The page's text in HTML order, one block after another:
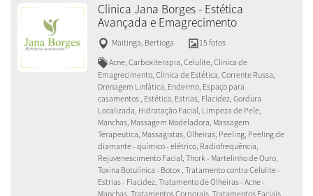
Clinica Jana Borges - Estética
Avançada e Emagrecimento
Maitinga Bertioga
15 fotos
Acne, Carboxiterapia, Celulite, Clinica de
Emagrecimento, Clinica de Estética, Corrente Russa,
Drenagem Linfática, Endermo, Espaço para
casamentos , Estética, Estrias, Flacidez, Gordura
Localizada, Hidratação Facial, Limpeza de Pele,
Manchas, Massagem Modeladora, Massagem
Terapeutica, Massagistas, Olheiras, Peeling, Peeling de
diamante - químico - elétrico, Radiofrequência,
Rejuvenescimento Facial, Thork - Martelinho de Ouro,
Toxina Botulínica - Botox , Tratamento contra Celulite -
Estrias - Flacidez, Tratamento de Olheiras - Acne -
Manchas, Tratamentos Corporais, Tratamentos Faciais